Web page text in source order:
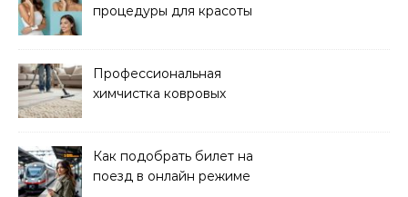
процедуры для красоты
Профессиональная
химчистка ковровых
Как подобрать билет на
поезд в онлайн режиме